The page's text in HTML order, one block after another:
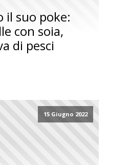
il suo poke:
con soia,
di pesci
15 Giugno 2022